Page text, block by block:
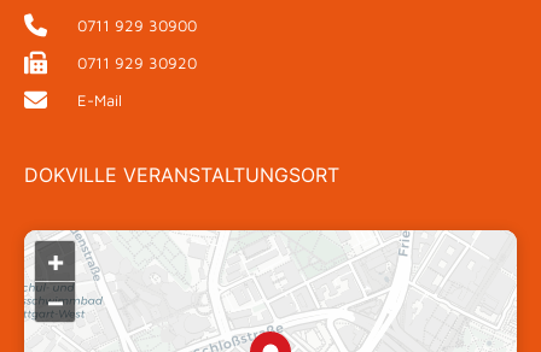
0711 929 30900
0711 929 30920
E-Mail
DOKVILLE VERANSTALTUNGSORT
+
–